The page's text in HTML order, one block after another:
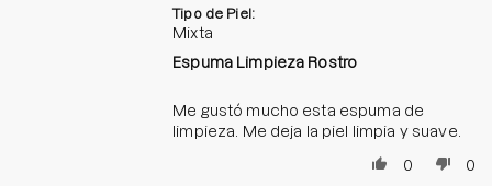
Tipo de Piel:
Mixta
Espuma Limpieza Rostro
Me gustó mucho esta espuma de
limpieza. Me deja la piel limpia y suave.
0
0